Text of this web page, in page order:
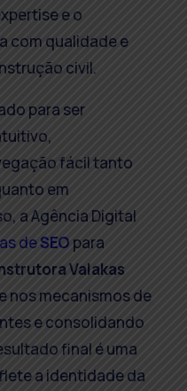
e o
com qualidade e
civil.
para ser
fácil tanto
em
a Agência Digital
deSEO para
Valakas
nos mecanismos de
e consolidando
final é uma
a identidade da